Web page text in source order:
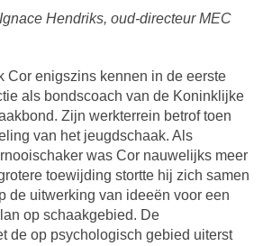
Hendriks, oud-directeur MEC
Cor enigszins kennen in de eerste
als bondscoach van de Koninklijke
Zijn werkterrein betrof toen
van het jeugdschaak. Als
was Cor nauwelijks meer
toewijding stortte hij zich samen
de uitwerking van ideeën voor een
op schaakgebied. De
de op psychologisch gebied uiterst